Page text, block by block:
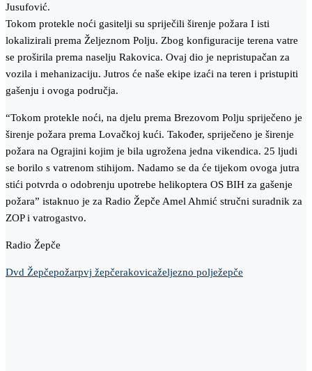
Jusufović.
Tokom protekle noći gasitelji su spriječili širenje požara I isti
lokalizirali prema Željeznom Polju. Zbog konfiguracije terena vatre
se proširila prema naselju Rakovica. Ovaj dio je nepristupačan za
vozila i mehanizaciju. Jutros će naše ekipe izaći na teren i pristupiti
gašenju i ovoga područja.
“Tokom protekle noći, na djelu prema Brezovom Polju spriječeno je
širenje požara prema Lovačkoj kući. Također, spriječeno je širenje
požara na Ograjini kojim je bila ugrožena jedna vikendica. 25 ljudi
se borilo s vatrenom stihijom. Nadamo se da će tijekom ovoga jutra
stići potvrda o odobrenju upotrebe helikoptera OS BIH za gašenje
požara” istaknuo je za Radio Žepče Amel Ahmić stručni suradnik za
ZOP i vatrogastvo.
Radio Žepče
Dvd Žepčepožarpvj žepčerakovicaželjezno polježepče